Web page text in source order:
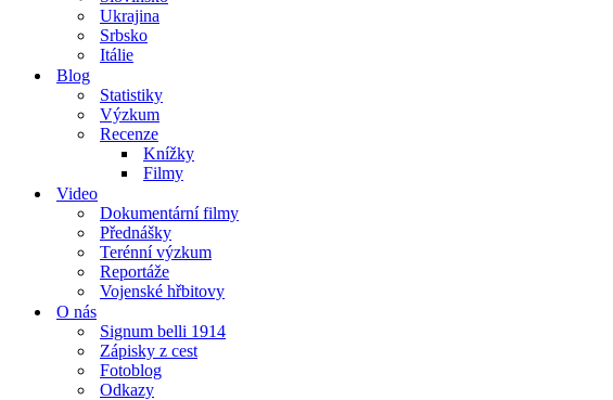
Ukrajina
Srbsko
Itálie
Blog
Statistiky
Výzkum
Recenze
Knížky
Filmy
Video
Dokumentární filmy
Přednášky
Terénní výzkum
Reportáže
Vojenské hřbitovy
O nás
Signum belli 1914
Zápisky z cest
Fotoblog
Odkazy